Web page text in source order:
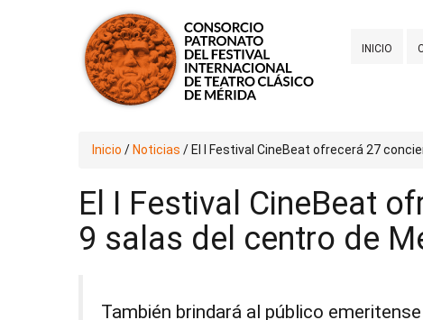
INICIO
Inicio / Noticias / El I Festival CineBeat ofrecerá 27
El I Festival CineBeat
9 salas del centro de
También brindará al público